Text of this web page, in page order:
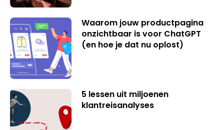
Waarom jouw productpagina
onzichtbaar is voor ChatGPT
(en hoe je dat nu oplost)
5 lessen uit miljoenen
klantreisanalyses